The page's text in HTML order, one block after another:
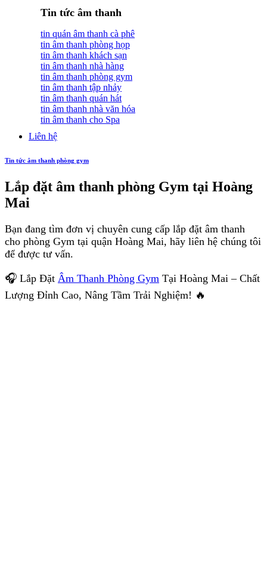
Tin tức âm thanh
tin quán âm thanh cà phê
tin âm thanh phòng họp
tin âm thanh khách sạn
tin âm thanh nhà hàng
tin âm thanh phòng gym
tin âm thanh tập nhảy
tin âm thanh quán hát
tin âm thanh nhà văn hóa
tin âm thanh cho Spa
Liên hệ
Tin tức âm thanh phòng gym
Lắp đặt âm thanh phòng Gym tại Hoàng
Mai
Bạn đang tìm đơn vị chuyên cung cấp lắp đặt âm thanh
cho phòng Gym tại quận Hoàng Mai, hãy liên hệ chúng tôi
để được tư vấn.
🎧 Lắp Đặt Âm Thanh Phòng Gym Tại Hoàng Mai – Chất
Lượng Đỉnh Cao, Nâng Tầm Trải Nghiệm! 🔥